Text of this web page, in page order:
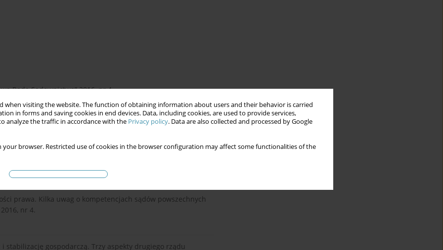
when visiting the website. The function of obtaining information about users and their behavior is carried
in forms and saving cookies in end devices. Data, including cookies, are used to provide services,
analyze the traffic in accordance with the Privacy policy. Data are also collected and processed by Google
your browser. Restricted use of cookies in the browser configuration may affect some functionalities of the
Rada Sądownictwa” 2016, nr 4.
Polskiej. Komentarz, Warszawa 2012.
Opinie FAE” 2014, nr 14.
prawa. Kilka uwag o kompetencjach sądów powszechnych
nr 4.
stabilizację gospodarczą. Trzy aspekty drugiego rządu